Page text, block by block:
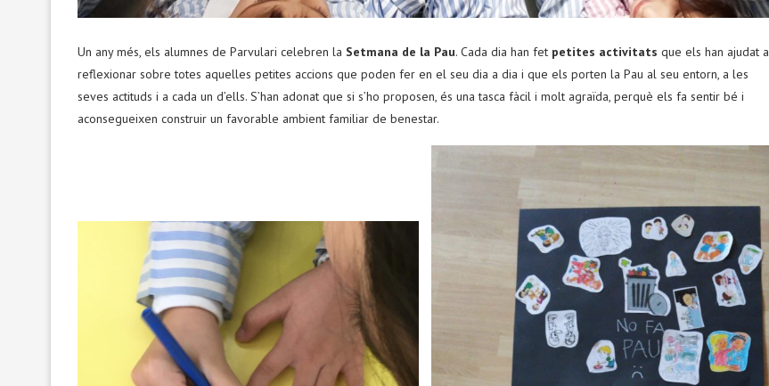
Un any més, els alumnes de Parvulari celebren la Setmana de la Pau. Cada dia han fet petites activitats que els han ajudat a
reflexionar sobre totes aquelles petites accions que poden fer en el seu dia a dia i que els porten la Pau al seu entorn, a les
seves actituds i a cada un d’ells. S’han adonat que si s’ho proposen, és una tasca fàcil i molt agraïda, perquè els fa sentir bé i
aconsegueixen construir un favorable ambient familiar de benestar.